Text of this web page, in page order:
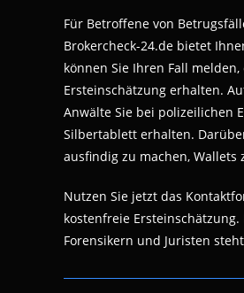
Für Betroffene von
Brokercheck-24.de bietet
können Sie Ihren Fall
Ersteinschätzung erhalten.
Anwälte Sie bei polizeilichen
Silbertablett erhalten.
ausfindig zu machen,
Nutzen Sie jetzt das
kostenfreie
Forensikern und Juristen